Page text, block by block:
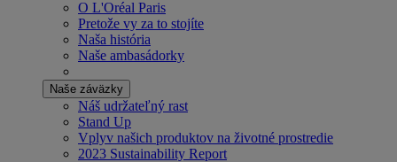
O L'Oréal Paris
Pretože vy za to stojíte
Naša história
Naše ambasádorky
Naše záväzky
Náš udržateľný rast
Stand Up
Vplyv našich produktov na životné prostredie
2023 Sustainability Report